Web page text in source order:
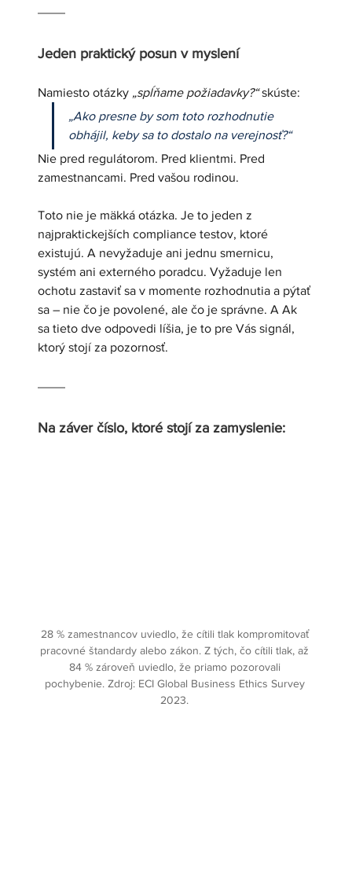
Jeden praktický posun v myslení
Namiesto otázky „spĺňame požiadavky?“ skúste:
„Ako presne by som toto rozhodnutie
obhájil, keby sa to dostalo na verejnosť?“
Nie pred regulátorom. Pred klientmi. Pred
zamestnancami. Pred vašou rodinou.
Toto nie je mäkká otázka. Je to jeden z
najpraktickejších compliance testov, ktoré
existujú. A nevyžaduje ani jednu smernicu,
systém ani externého poradcu. Vyžaduje len
ochotu zastaviť sa v momente rozhodnutia a pýtať
sa – nie čo je povolené, ale čo je správne. A Ak
sa tieto dve odpovedi líšia, je to pre Vás signál,
ktorý stojí za pozornosť.
Na záver číslo, ktoré stojí za zamyslenie:
28 % zamestnancov uviedlo, že cítili tlak kompromitovať
pracovné štandardy alebo zákon. Z tých, čo cítili tlak, až
84 % zároveň uviedlo, že priamo pozorovali
pochybenie. Zdroj: ECI Global Business Ethics Survey
2023.